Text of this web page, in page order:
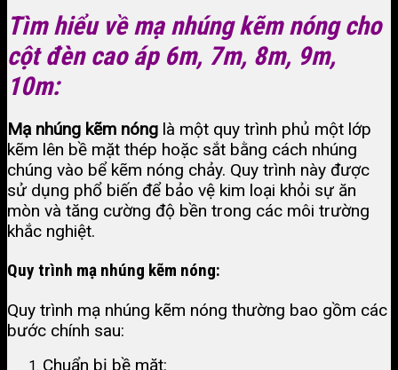
Tìm hiểu về mạ nhúng kẽm nóng cho
cột đèn cao áp 6m, 7m, 8m, 9m,
10m:
Mạ nhúng kẽm nóng là một quy trình phủ một lớp
kẽm lên bề mặt thép hoặc sắt bằng cách nhúng
chúng vào bể kẽm nóng chảy. Quy trình này được
sử dụng phổ biến để bảo vệ kim loại khỏi sự ăn
mòn và tăng cường độ bền trong các môi trường
khắc nghiệt.
Quy trình mạ nhúng kẽm nóng:
Quy trình mạ nhúng kẽm nóng thường bao gồm các
bước chính sau:
Chuẩn bị bề mặt: